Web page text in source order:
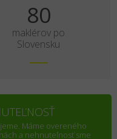
100
maklérov po
Slovensku
Máme overeného
a nehnuteľnosť sme